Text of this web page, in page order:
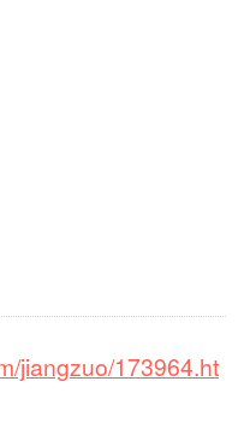
jiangzuo/173964.ht